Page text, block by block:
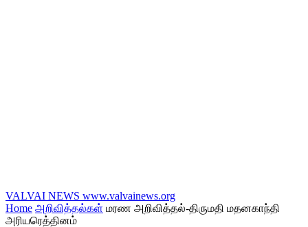
VALVAI NEWS www.valvainews.org
Home அறிவித்தல்கள் மரண அறிவித்தல்-திருமதி மதனகாந்தி
அரியரெத்தினம்